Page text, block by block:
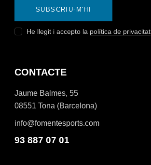
SUBSCRIU-M'HI
He llegit i accepto la política de privacitat
CONTACTE
Jaume Balmes, 55
08551 Tona (Barcelona)
info@fomentesports.com
93 887 07 01